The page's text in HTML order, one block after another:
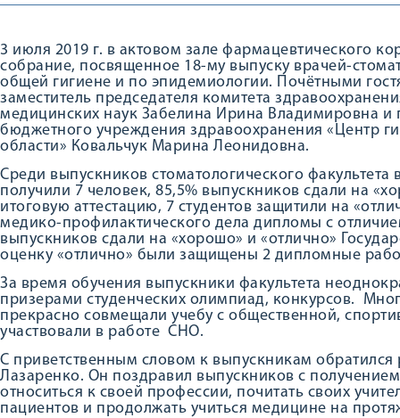
3 июля 2019 г. в актовом зале фармацевтического
собрание, посвященное 18-му выпуску врачей-
общей гигиене и по эпидемиологии. Почётными
заместитель председателя комитета
медицинских наук Забелина Ирина Владимировна и
бюджетного учреждения здравоохранения «Центр
области» Ковальчук Марина Леонидовна.
Среди выпускников стоматологического
получили 7 человек, 85,5% выпускников сдали на
итоговую аттестацию, 7 студентов защитили на
медико-профилактического дела дипломы с
выпускников сдали на «хорошо» и «отлично»
оценку «отлично» были защищены 2 дипломные
За время обучения выпускники факультета
призерами студенческих олимпиад, конкурсов.
прекрасно совмещали учебу с общественной,
участвовали в работе СНО.
С приветственным словом к выпускникам
Лазаренко. Он поздравил выпускников с
относиться к своей профессии, почитать своих
пациентов и продолжать учиться медицине на